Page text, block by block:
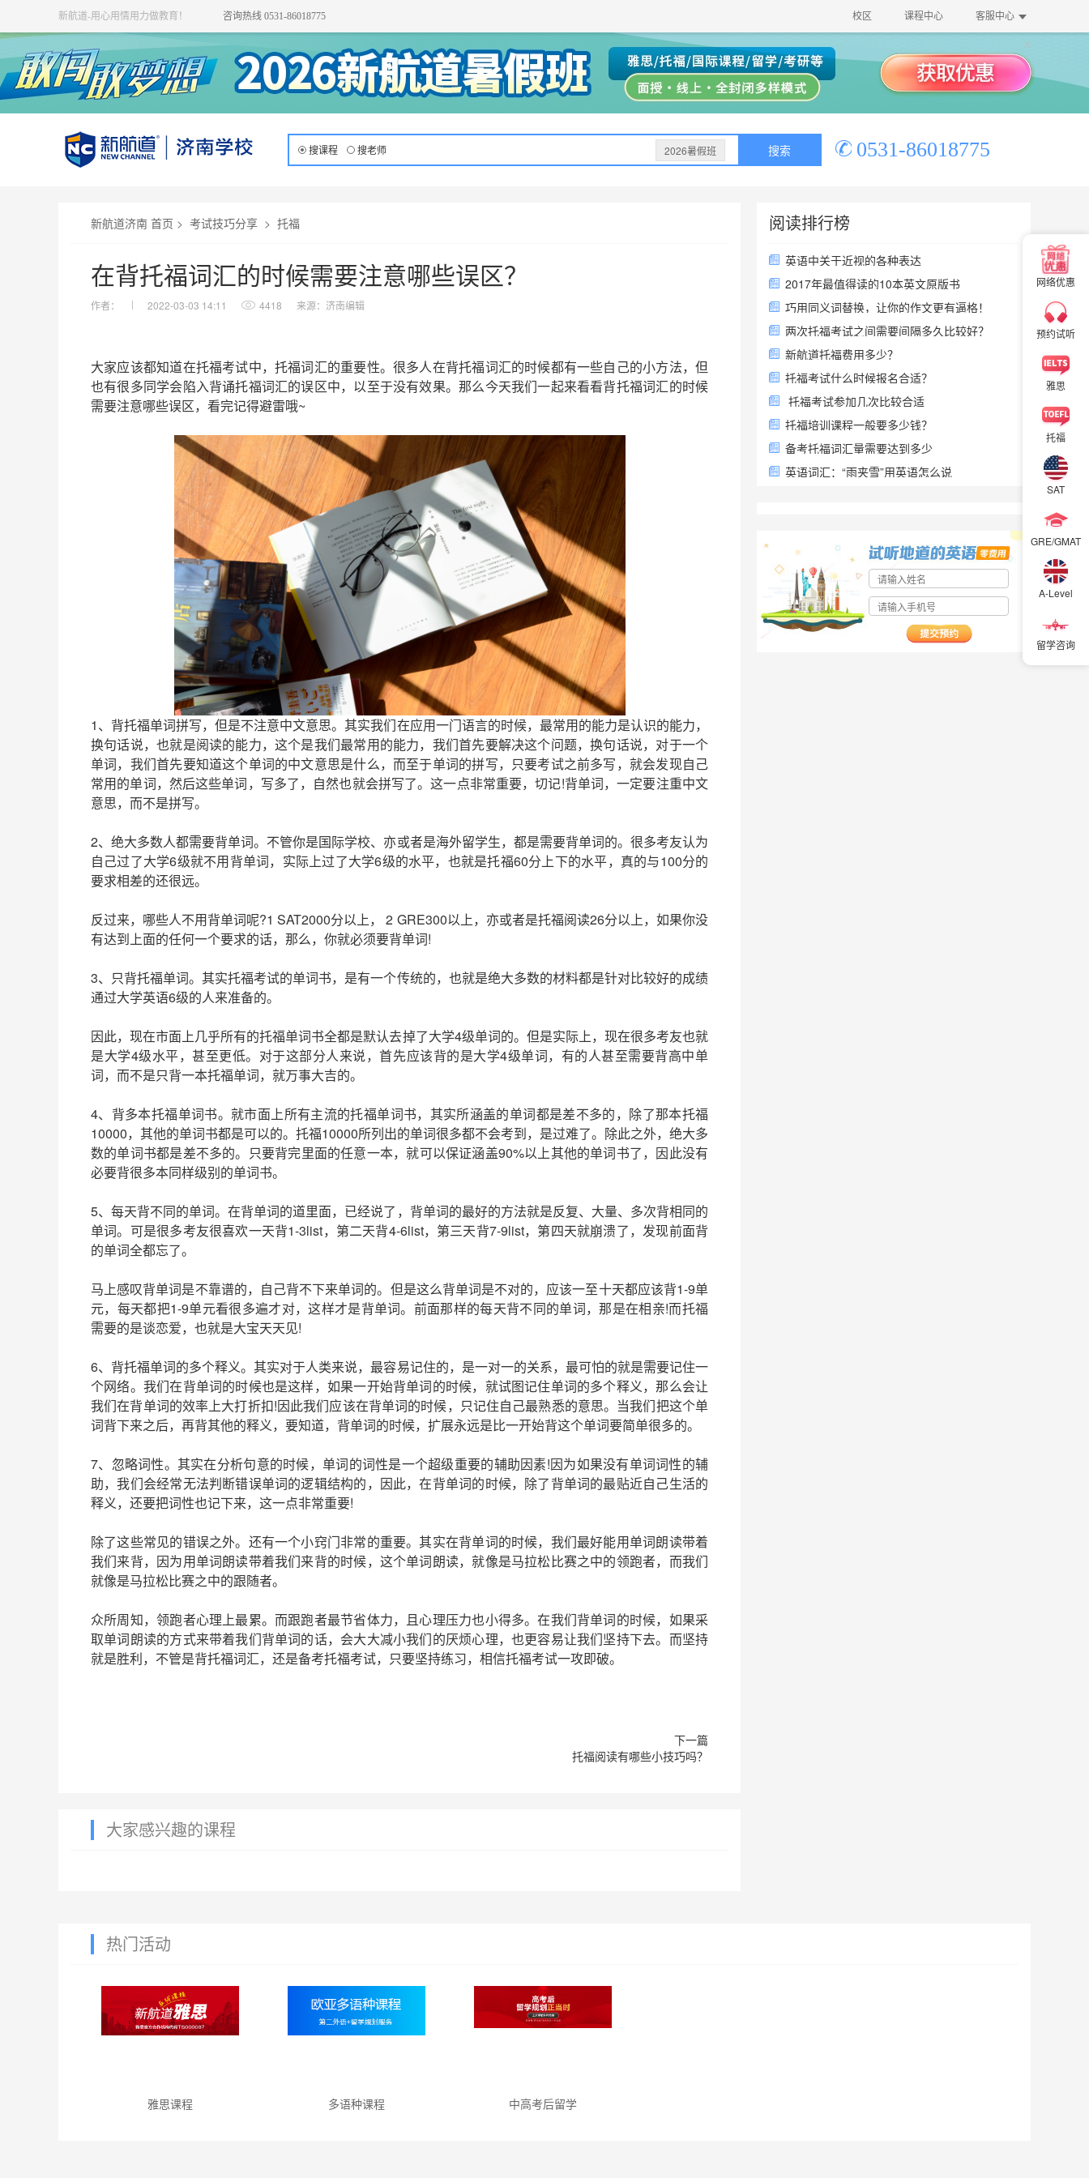
新航道-用心用情用力做教育！ 咨询热线 0531-86018775 校区 课程中心 客服中心
搜课程 搜老师 2026暑假班 搜索 0531-86018775
新航道济南 首页 > 考试技巧分享 > 托福
在背托福词汇的时候需要注意哪些误区？
作者： 2022-03-03 14:11 4418 来源：济南编辑
大家应该都知道在托福考试中，托福词汇的重要性。很多人在背托福词汇的时候都有一些自己的小方法，但
也有很多同学会陷入背诵托福词汇的误区中，以至于没有效果。那么今天我们一起来看看背托福词汇的时候
需要注意哪些误区，看完记得避雷哦~
1、背托福单词拼写，但是不注意中文意思。其实我们在应用一门语言的时候，最常用的能力是认识的能力，
换句话说，也就是阅读的能力，这个是我们最常用的能力，我们首先要解决这个问题，换句话说，对于一个
单词，我们首先要知道这个单词的中文意思是什么，而至于单词的拼写，只要考试之前多写，就会发现自己
常用的单词，然后这些单词，写多了，自然也就会拼写了。这一点非常重要，切记!背单词，一定要注重中文
意思，而不是拼写。
2、绝大多数人都需要背单词。不管你是国际学校、亦或者是海外留学生，都是需要背单词的。很多考友认为
自己过了大学6级就不用背单词，实际上过了大学6级的水平，也就是托福60分上下的水平，真的与100分的
要求相差的还很远。
反过来，哪些人不用背单词呢?1 SAT2000分以上， 2 GRE300以上，亦或者是托福阅读26分以上，如果你没
有达到上面的任何一个要求的话，那么，你就必须要背单词!
3、只背托福单词。其实托福考试的单词书，是有一个传统的，也就是绝大多数的材料都是针对比较好的成绩
通过大学英语6级的人来准备的。
因此，现在市面上几乎所有的托福单词书全都是默认去掉了大学4级单词的。但是实际上，现在很多考友也就
是大学4级水平，甚至更低。对于这部分人来说，首先应该背的是大学4级单词，有的人甚至需要背高中单
词，而不是只背一本托福单词，就万事大吉的。
4、背多本托福单词书。就市面上所有主流的托福单词书，其实所涵盖的单词都是差不多的，除了那本托福
10000，其他的单词书都是可以的。托福10000所列出的单词很多都不会考到，是过难了。除此之外，绝大多
数的单词书都是差不多的。只要背完里面的任意一本，就可以保证涵盖90%以上其他的单词书了，因此没有
必要背很多本同样级别的单词书。
5、每天背不同的单词。在背单词的道里面，已经说了，背单词的最好的方法就是反复、大量、多次背相同的
单词。可是很多考友很喜欢一天背1-3list，第二天背4-6list，第三天背7-9list，第四天就崩溃了，发现前面背
的单词全都忘了。
马上感叹背单词是不靠谱的，自己背不下来单词的。但是这么背单词是不对的，应该一至十天都应该背1-9单
元，每天都把1-9单元看很多遍才对，这样才是背单词。前面那样的每天背不同的单词，那是在相亲!而托福
需要的是谈恋爱，也就是大宝天天见!
6、背托福单词的多个释义。其实对于人类来说，最容易记住的，是一对一的关系，最可怕的就是需要记住一
个网络。我们在背单词的时候也是这样，如果一开始背单词的时候，就试图记住单词的多个释义，那么会让
我们在背单词的效率上大打折扣!因此我们应该在背单词的时候，只记住自己最熟悉的意思。当我们把这个单
词背下来之后，再背其他的释义，要知道，背单词的时候，扩展永远是比一开始背这个单词要简单很多的。
7、忽略词性。其实在分析句意的时候，单词的词性是一个超级重要的辅助因素!因为如果没有单词词性的辅
助，我们会经常无法判断错误单词的逻辑结构的，因此，在背单词的时候，除了背单词的最贴近自己生活的
释义，还要把词性也记下来，这一点非常重要!
除了这些常见的错误之外。还有一个小窍门非常的重要。其实在背单词的时候，我们最好能用单词朗读带着
我们来背，因为用单词朗读带着我们来背的时候，这个单词朗读，就像是马拉松比赛之中的领跑者，而我们
就像是马拉松比赛之中的跟随者。
众所周知，领跑者心理上最累。而跟跑者最节省体力，且心理压力也小得多。在我们背单词的时候，如果采
取单词朗读的方式来带着我们背单词的话，会大大减小我们的厌烦心理，也更容易让我们坚持下去。而坚持
就是胜利，不管是背托福词汇，还是备考托福考试，只要坚持练习，相信托福考试一攻即破。
托福阅读有哪些小技巧吗？
大家感兴趣的课程
阅读排行榜
英语中关于近视的各种表达
2017年最值得读的10本英文原版书
巧用同义词替换，让你的作文更有逼格！
两次托福考试之间需要间隔多久比较好？
新航道托福费用多少？
托福考试什么时候报名合适？
托福考试参加几次比较合适
托福培训课程一般要多少钱？
备考托福词汇量需要达到多少
英语词汇：“雨夹雪”用英语怎么说
热门活动
雅思课程 多语种课程 中高考后留学
登录
密码登录 收不到验证码?
登录
验证码登录 忘记密码?
知道了
下一步
保存新密码
忘记密码?
立即登录
为了确保您的帐号安全
请勿将帐号信息提供给他人/机构
网络优惠
预约试听
雅思
托福
SAT
GRE/GMAT
A-Level
留学咨询
×
×